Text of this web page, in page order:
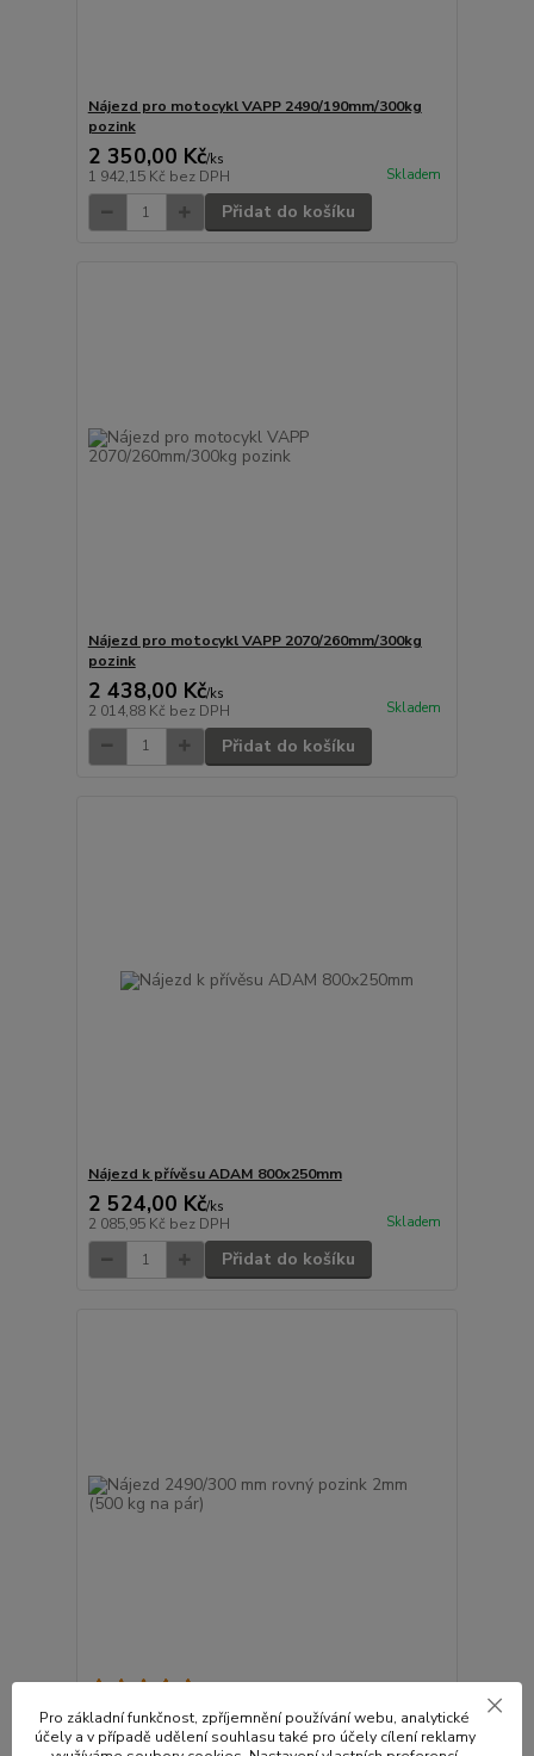
Nájezd pro motocykl VAPP 2490/190mm/300kg
pozink
2 350,00 Kč/ks
1 942,15 Kč bez DPH Skladem
Přidat do košíku
Nájezd pro motocykl VAPP 2070/260mm/300kg
pozink
2 438,00 Kč/ks
2 014,88 Kč bez DPH Skladem
Přidat do košíku
Nájezd k přívěsu ADAM 800x250mm
2 524,00 Kč/ks
2 085,95 Kč bez DPH Skladem
Přidat do košíku
1 hodnocení
Nájezd 2490/300 mm rovný pozink 2mm (500 kg na
pár)
Pro základní funkčnost, zpříjemnění používání webu, analytické
účely a v případě udělení souhlasu také pro účely cílení reklamy